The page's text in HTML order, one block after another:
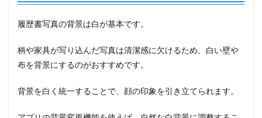
履歴書写真の背景は白が基本です。
柄や家具が写り込んだ写真は清潔感に欠けるため、白い壁や
布を背景にするのがおすすめです。
背景を白く統一することで、顔の印象を引き立てられます。